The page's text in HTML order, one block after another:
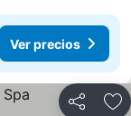
Ver precios
Compartir